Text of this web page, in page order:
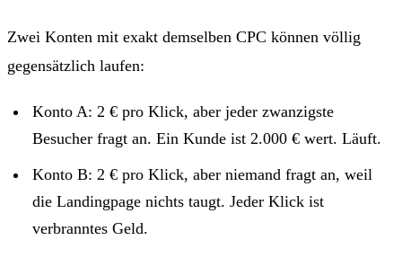
Zwei Konten mit exakt demselben CPC können völlig
gegensätzlich laufen:
Konto A: 2 € pro Klick, aber jeder zwanzigste
Besucher fragt an. Ein Kunde ist 2.000 € wert. Läuft.
Konto B: 2 € pro Klick, aber niemand fragt an, weil
die Landingpage nichts taugt. Jeder Klick ist
verbranntes Geld.